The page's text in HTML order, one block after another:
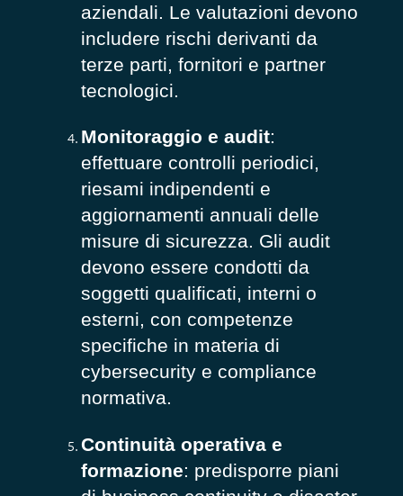
aziendali. Le valutazioni devono
includere rischi derivanti da
terze parti, fornitori e partner
tecnologici.
Monitoraggio e audit:
effettuare controlli periodici,
riesami indipendenti e
aggiornamenti annuali delle
misure di sicurezza. Gli audit
devono essere condotti da
soggetti qualificati, interni o
esterni, con competenze
specifiche in materia di
cybersecurity e compliance
normativa.
Continuità operativa e
formazione: predisporre piani